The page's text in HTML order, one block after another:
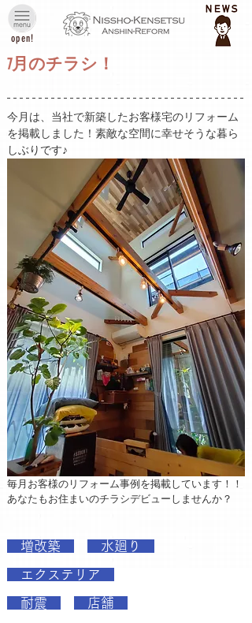
open!
7月のチラシ！
今月は、当社で新築したお客様宅のリフォーム
を掲載しました！素敵な空間に幸せそうな暮ら
しぶりです♪
毎月お客様のリフォーム事例を掲載しています！！
あなたもお住まいのチラシデビューしませんか？
増改築 水廻り
エクステリア
耐震 店舗